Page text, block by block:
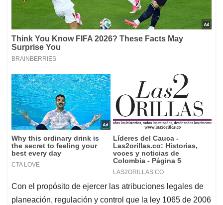
Con el propósito de ejercer las atribuciones legales de
planeación, regulación y control que la ley 1065 de 2006